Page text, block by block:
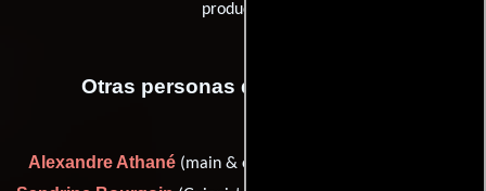
producción)
Otras personas que participaron
Alexandre Athané(main & end titles director & designer),